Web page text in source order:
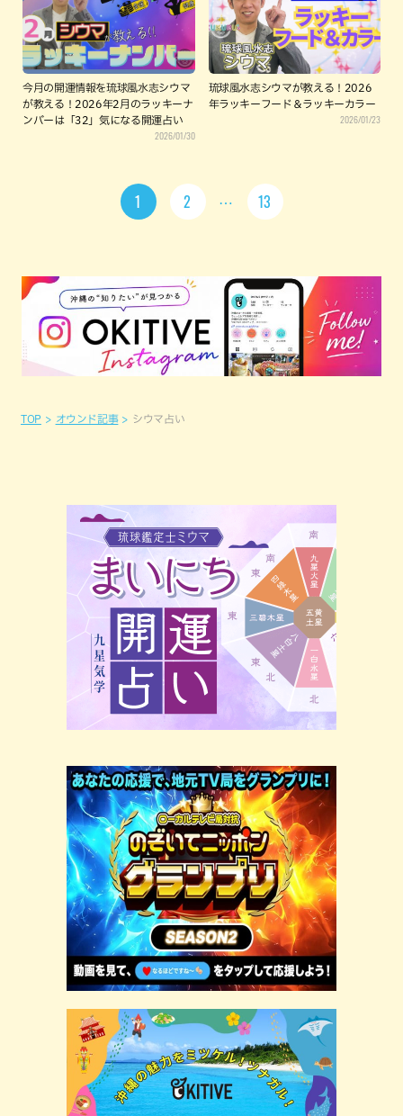
今月の開運情報を琉球風水志シウマ
が教える！2026年2月のラッキーナ
ンバーは「32」気になる開運占い
2026/01/30
琉球風水志シウマが教える！2026
年ラッキーフード＆ラッキーカラー
2026/01/23
1 2 13
TOP オウンド記事 シウマ占い